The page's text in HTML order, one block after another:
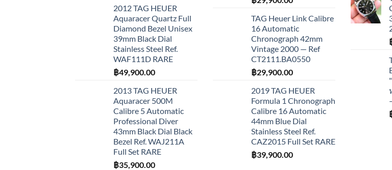
2012 TAG HEUER
Aquaracer Quartz Full
Diamond Bezel Unisex
39mm Black Dial
Stainless Steel Ref.
WAF111D RARE
฿49,900.00
2013 TAG HEUER
Aquaracer 500M
Calibre 5 Automatic
Professional Diver
43mm Black Dial Black
Bezel Ref. WAJ211A
Full Set RARE
฿35,900.00
TAG Heuer Link Calibre
16 Automatic
Chronograph 42mm
Vintage 2000 — Ref
CT2111.BA0550
฿29,900.00
2019 TAG HEUER
Formula 1 Chronograph
Calibre 16 Automatic
44mm Blue Dial
Stainless Steel Ref.
CAZ2015 Full Set RARE
฿39,900.00